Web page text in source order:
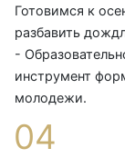
Готовимся к
разбавить
-
инструмент
молодежи.
04